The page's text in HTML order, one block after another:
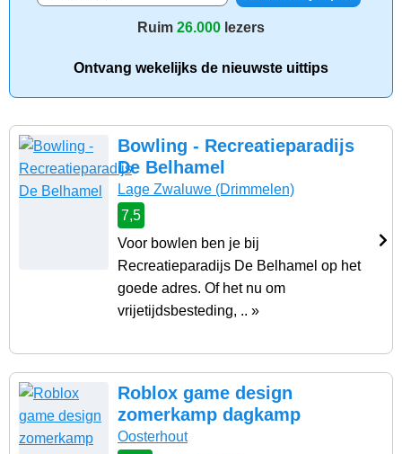
Ruim 26.000 lezers
Ontvang wekelijks de nieuwste uittips
Bowling - Recreatieparadijs
De Belhamel
Lage Zwaluwe (Drimmelen)
7,5
Voor bowlen ben je bij
Recreatieparadijs De Belhamel op het
goede adres. Of het nu om
vrijetijdsbesteding, .. »
Roblox game design
zomerkamp dagkamp
Oosterhout